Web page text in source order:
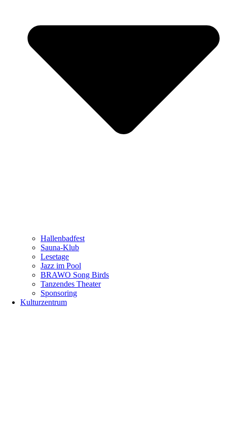
Hallenbadfest
Sauna-Klub
Lesetage
Jazz im Pool
BRAWO Song Birds
Tanzendes Theater
Sponsoring
Kulturzentrum